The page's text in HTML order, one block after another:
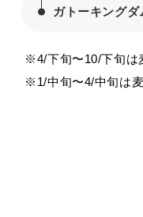
ガトーキングダ
※4/下旬〜10/下旬は
※1/中旬〜4/中旬は